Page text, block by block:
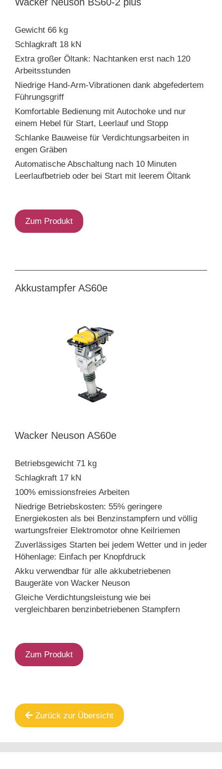
Gewicht 66 kg
Schlagkraft 18 kN
Extra großer Öltank: Nachtanken erst nach 120
Arbeitsstunden
Niedrige Hand-Arm-Vibrationen dank abgefedertem
Führungsgriff
Komfortable Bedienung mit Autochoke und nur
einem Hebel für Start, Leerlauf und Stopp
Schlanke Bauweise für Verdichtungsarbeiten in
engen Gräben
Automatische Abschaltung nach 10 Minuten
Leerlaufbetrieb oder bei Start mit leerem Öltank
Zum Produkt
Akkustampfer AS60e
Wacker Neuson AS60e
Betriebsgewicht 71 kg
Schlagkraft 17 kN
100% emissionsfreies Arbeiten
Niedrige Betriebskosten: 55% geringere
Energiekosten als bei Benzinstampfern und völlig
wartungsfreier Elektromotor ohne Keilriemen
Zuverlässiges Starten bei jedem Wetter und in jeder
Höhenlage: Einfach per Knopfdruck
Akku verwendbar für alle akkubetriebenen
Baugeräte von Wacker Neuson
Gleiche Verdichtungsleistung wie bei
vergleichbaren benzinbetriebenen Stampfern
Zum Produkt
Zurück zur Übersicht